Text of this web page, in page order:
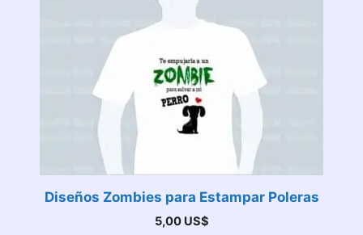
Diseños Zombies para Estampar Poleras
5,00 US$